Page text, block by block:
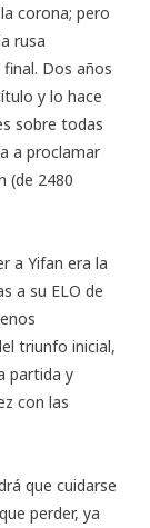
corona; pero
rusa
. Dos años
y lo hace
sobre todas
a proclamar
(de 2480
a Yifan era la
a su ELO de
triunfo inicial,
partida y
con las
que cuidarse
perder, ya